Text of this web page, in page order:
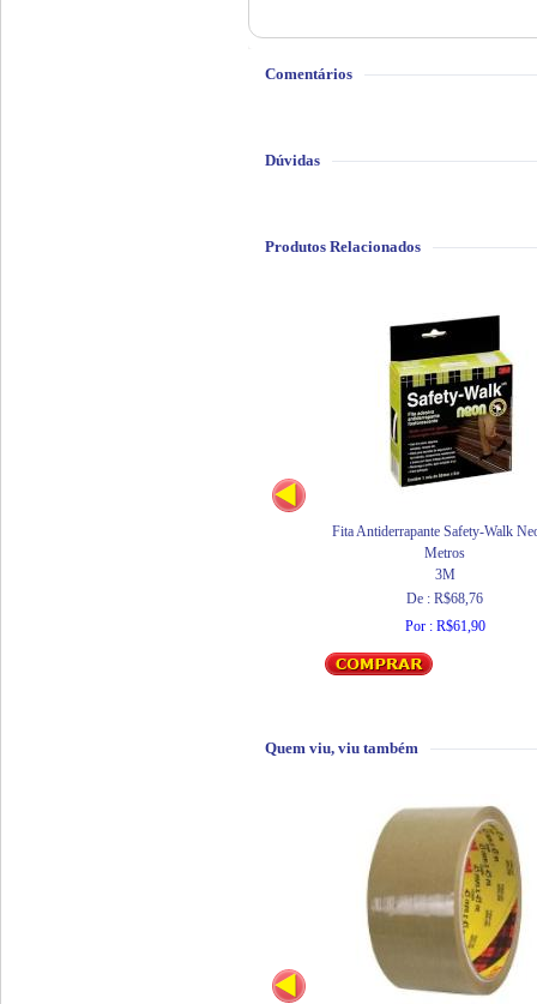
Comentários
Dúvidas
Produtos Relacionados
Fita Antiderrapante Safety-Walk
Metros
3M
De : R$68,76
Por : R$61,90
Quem viu, viu também